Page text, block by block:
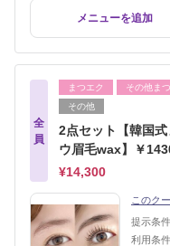
メニューを追加
全
員
まつエク その他ま
その他
2点セット【韓国
ウ眉毛wax】￥
¥14,300
このク
提示条件
利用条件